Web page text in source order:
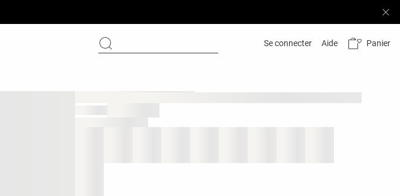
Se connecter Aide Panier